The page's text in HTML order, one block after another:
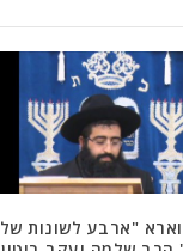
"ארבע לשונות של